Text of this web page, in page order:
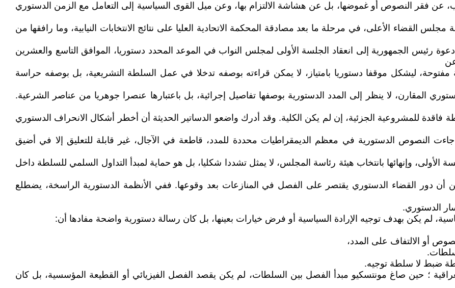
عن فقر النصوص أو غموضها، بل عن هشاشة الالتزام بها، وعن ميل القوى السياسية إلى التعامل مع الزمن الدستوري
القضاء الأعلى، في مرحلة ما بعد مصادقة المحكمة الاتحادية العليا على نتائج الانتخابات النيابية، وما رافقها من
رئيس الجمهورية إلى انعقاد الجلسة الأولى لمجلس النواب في الموعد المحدد دستوريا، الموافق التاسع والعشرين
مفتوحة، ليشكل موقفا دستوريا بامتياز، لا يمكن قراءته بوصفه تدخلا في عمل السلطة التشريعية، بل بوصفه حراسة
المقارن، لا ينظر إلى المدد الدستورية بوصفها تفاصيل إجرائية، بل باعتبارها عنصرا جوهريا من عناصر الشرعية.
للمشروعية الجزئية، إن لم يكن الكلية. وقد أدرك واضعو الدساتير الحديثة أن أخطر أشكال الانحراف الدستوري
جاءت النصوص الدستورية في معظم الديمقراطيات محددة للمدد، قاطعة في الآجال، غير قابلة للتعليق إلا في أضيق
الأولى، وإنهائها بانتخاب هيئة رئاسة المجلس، لا يمثل تشددا شكليا، بل هو حماية لمبدأ التداول السلمي للسلطة داخل
أن دور القضاء الدستوري يقتصر على الفصل في المنازعات بعد وقوعها. ففي الأنظمة الدستورية الراسخة، يضطلع
الدستوري.
لم يكن بهدف توجيه الإرادة السياسية أو فرض خيارات بعينها، بل كان رسالة دستورية واضحة مفادها أن:
أو الالتفاف على المدد،
ضبط لا سلطة توجيه.
؛ حين صاغ مونتسكيو مبدأ الفصل بين السلطات، لم يكن يقصد الفصل الفيزيائي أو القطيعة المؤسسية، بل كان